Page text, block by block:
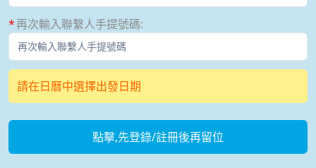
再次輸入聯繫人手提號碼:
請在日曆中選擇出發日期
點擊,先登錄/註冊後再留位